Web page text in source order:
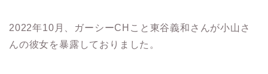
2022年10月、ガーシーCHこと東谷義和さんが小山さ
んの彼女を暴露しておりました。